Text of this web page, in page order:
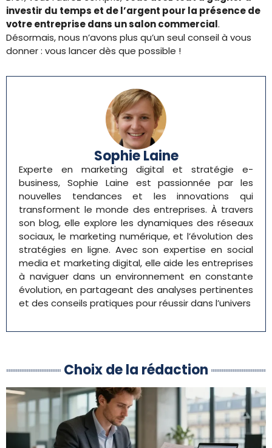
investir du temps et de l’argent pour la présence de
votre entreprise dans un salon commercial.
Désormais, nous n’avons plus qu’un seul conseil à vous
donner : vous lancer dès que possible !
Sophie Laine
Experte en marketing digital et stratégie e-
business, Sophie Laine est passionnée par les
nouvelles tendances et les innovations qui
transforment le monde des entreprises. À travers
son blog, elle explore les dynamiques des réseaux
sociaux, le marketing numérique, et l’évolution des
stratégies en ligne. Avec son expertise en social
media et marketing digital, elle aide les entreprises
à naviguer dans un environnement en constante
évolution, en partageant des analyses pertinentes
et des conseils pratiques pour réussir dans l’univers
Choix de la rédaction